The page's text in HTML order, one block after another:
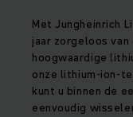
Met Jungheinrich
jaar zorgeloos
hoogwaardige
onze lithium-ion-
kunt u binnen de
eenvoudig